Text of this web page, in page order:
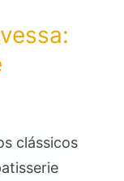
clássicos